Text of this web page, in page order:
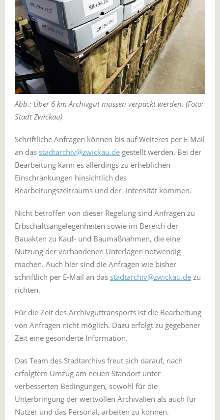
Abb.: Über 6 km Archivgut müssen verpackt werden. (Foto:
Stadt Zwickau)
Schriftliche Anfragen können bis auf Weiteres per E-Mail
an das stadtarchiv@zwickau.de gestellt werden. Bei der
Bearbeitung kann es allerdings zu erheblichen
Einschränkungen hinsichtlich des
Bearbeitungszeitraums und der -intensität kommen.
Nicht betroffen von dieser Regelung sind Anfragen zu
Erbschaftsangelegenheiten sowie im Bereich der
Bauakten zu Kauf- und Baumaßnahmen, die eine
Nutzung der vorhandenen Unterlagen notwendig
machen. Auch hier sind die Anfragen wie bisher
schriftlich per E-Mail an das stadtarchiv@zwickau.de zu
richten.
Für die Zeit des Archivguttransports ist die Bearbeitung
von Anfragen nicht möglich. Dazu erfolgt zu gegebener
Zeit eine gesonderte Information.
Das Team des Stadtarchivs freut sich darauf, nach
erfolgtem Umzug am neuen Standort unter
verbesserten Bedingungen, sowohl für die
Unterbringung der wertvollen Archivalien als auch für
Nutzer und das Personal, arbeiten zu können.